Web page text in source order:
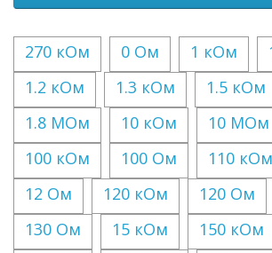
270 кОм 0 Ом 1 кОм
1.2 кОм
1.3 кОм 1.5 кОм
1.8 МОм
10 кОм 10 МОм
100 кОм
100 Ом 110 кОм
12 Ом
120 кОм 120 Ом
130 Ом
15 кОм 150 кОм